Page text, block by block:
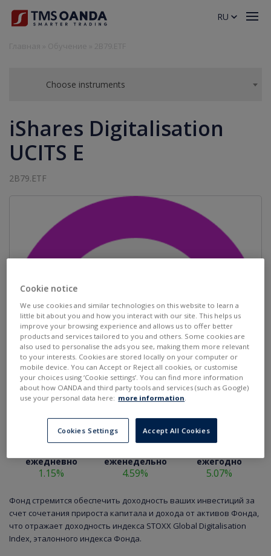
Choose instruments
iShares Digitalisation
UCITS E
2B79.ETF
ежедневно
1.15%
еженедельно
4.59%
ежегодно
5.07%
Фонд стремится обеспечить доходность ваших инвестиций за
счет сочетания прироста капитала и дохода от активов Фонда,
что отражает доходность индекса STOXX Global Digitalisation
Index, эталонного индекса Фонда.
RU
Cookie notice
We use cookies and similar technologies on this website to learn a
little bit about you and how you interact with our site. This helps us
improve your browsing experience and allows us to offer better
products and services tailored to you and others. Some cookies are
also used to personalise the ads you see, making them more relevant
to your interests. Cookies are stored locally on your computer or
mobile device. You can Accept or Reject all cookies, or customise
your choices using ‘Cookie settings’. You can find more information
about how OANDA and third party tools and services (such as Google)
use your personal data here: more information.
Cookies Settings Accept All Cookies